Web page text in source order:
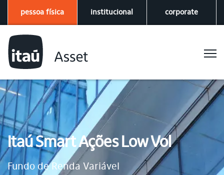
pessoa física institucional corporate
Itaú Smart Ações Low Vol
Fundo de Renda Variável